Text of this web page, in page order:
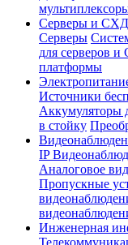
Серверы и СХД
Серверы
для серверов
платформы
Источники
Аккумуляторы
в стойку
IP
Аналоговое
Пропускные
Инженерная